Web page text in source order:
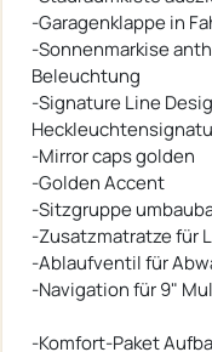
-Garagenklappe in
-Sonnenmarkise
Beleuchtung
-Signature Line
-Mirror caps golden
-Golden Accent
-Sitzgruppe
-Zusatzmatratze für
-Ablaufventil für
-Navigation für 9"
-Komfort-Paket